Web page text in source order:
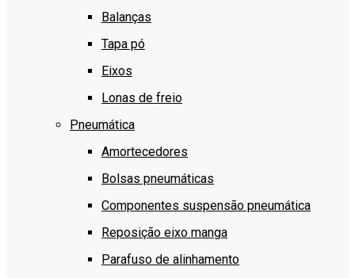
Balanças
Tapa pó
Eixos
Lonas de freio
Pneumática
Amortecedores
Bolsas pneumáticas
Componentes suspensão pneumática
Reposição eixo manga
Parafuso de alinhamento